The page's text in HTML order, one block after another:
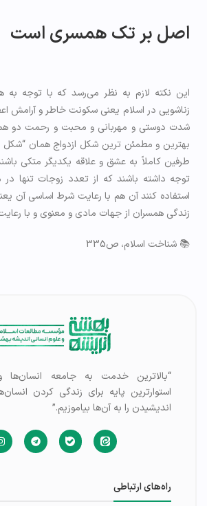
اصل بر تک همسری است
این نکته لازم به نظر می‌رسد که با توجه به
زناشویی در اسلام یعنی سکونت خاطر و آرامش
شدت دوستی و مهربانی و محبت و رحمت دو
بهترین و مطمئن ترین شکل ازدواج همان
طرفین کاملاً به عشق و علاقه یکدیگر متکی
توجه داشته باشند که از تعدد زوجات تنها در
استفاده کنند آن هم با رعایت شرط اساسی آن
زندگی همسران از جهات مادی و معنوی و با
📚 شناخت اسلام، ص335
“بالاترین خدمت به جامعه
استوارترین پایه برای زندگی کردن
اندیشیدن را به آن‌ها بیاموزیم.”
راه‌های ارتباطی